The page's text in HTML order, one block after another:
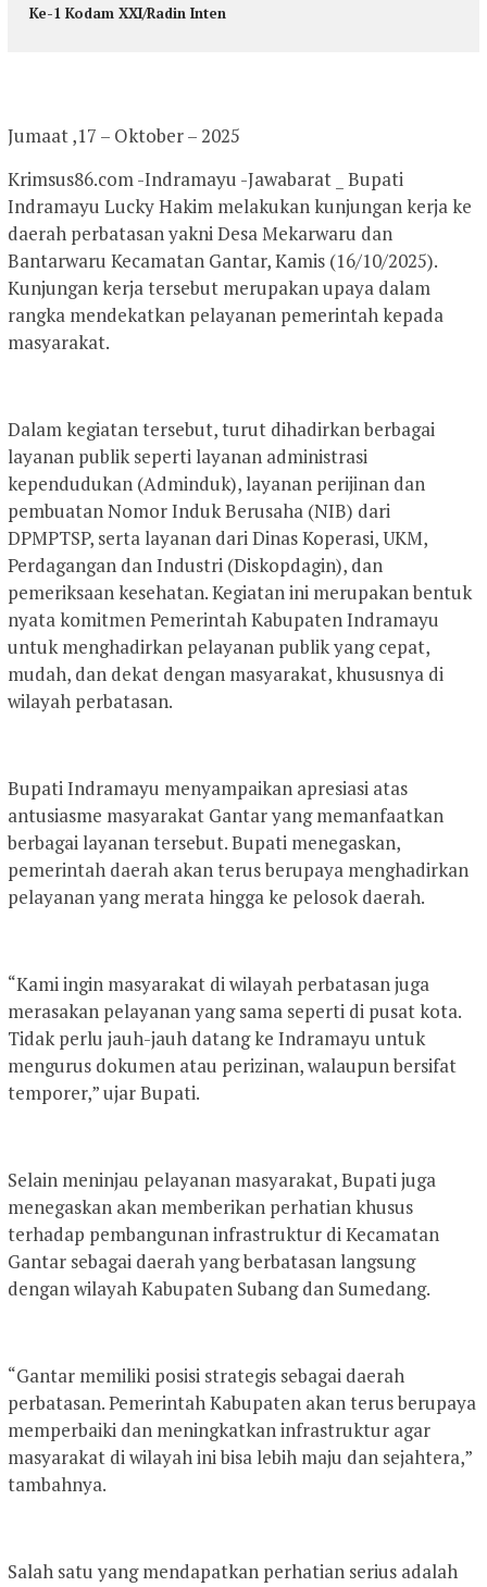
Ke-1 Kodam XXI/Radin Inten
Jumaat ,17 – Oktober – 2025
Krimsus86.com -Indramayu -Jawabarat _ Bupati
Indramayu Lucky Hakim melakukan kunjungan kerja ke
daerah perbatasan yakni Desa Mekarwaru dan
Bantarwaru Kecamatan Gantar, Kamis (16/10/2025).
Kunjungan kerja tersebut merupakan upaya dalam
rangka mendekatkan pelayanan pemerintah kepada
masyarakat.
Dalam kegiatan tersebut, turut dihadirkan berbagai
layanan publik seperti layanan administrasi
kependudukan (Adminduk), layanan perijinan dan
pembuatan Nomor Induk Berusaha (NIB) dari
DPMPTSP, serta layanan dari Dinas Koperasi, UKM,
Perdagangan dan Industri (Diskopdagin), dan
pemeriksaan kesehatan. Kegiatan ini merupakan bentuk
nyata komitmen Pemerintah Kabupaten Indramayu
untuk menghadirkan pelayanan publik yang cepat,
mudah, dan dekat dengan masyarakat, khususnya di
wilayah perbatasan.
Bupati Indramayu menyampaikan apresiasi atas
antusiasme masyarakat Gantar yang memanfaatkan
berbagai layanan tersebut. Bupati menegaskan,
pemerintah daerah akan terus berupaya menghadirkan
pelayanan yang merata hingga ke pelosok daerah.
“Kami ingin masyarakat di wilayah perbatasan juga
merasakan pelayanan yang sama seperti di pusat kota.
Tidak perlu jauh-jauh datang ke Indramayu untuk
mengurus dokumen atau perizinan, walaupun bersifat
temporer,” ujar Bupati.
Selain meninjau pelayanan masyarakat, Bupati juga
menegaskan akan memberikan perhatian khusus
terhadap pembangunan infrastruktur di Kecamatan
Gantar sebagai daerah yang berbatasan langsung
dengan wilayah Kabupaten Subang dan Sumedang.
“Gantar memiliki posisi strategis sebagai daerah
perbatasan. Pemerintah Kabupaten akan terus berupaya
memperbaiki dan meningkatkan infrastruktur agar
masyarakat di wilayah ini bisa lebih maju dan sejahtera,”
tambahnya.
Salah satu yang mendapatkan perhatian serius adalah